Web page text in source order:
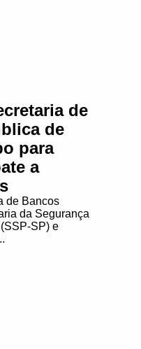
de
de
para
a
de Bancos
da Segurança
SP) e